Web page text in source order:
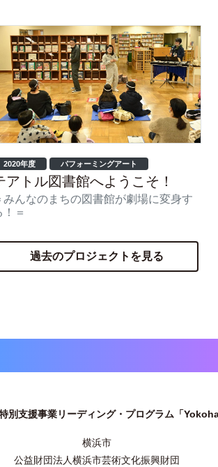
2020年度 パフォーミングアート
アトル図書館へようこそ！
みんなのまちの図書館が劇場に変身す
！＝
過去のプロジェクトを見る
別支援事業リーディング・プログラム「
横浜市
公益財団法人横浜市芸術文化振興財団